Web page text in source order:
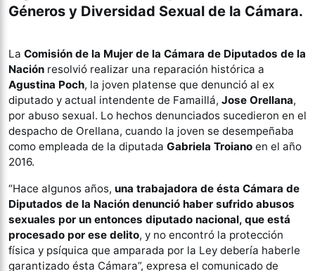
Géneros y Diversidad Sexual de la Cámara.
La Comisión de la Mujer de la Cámara de Diputados de la
Nación resolvió realizar una reparación histórica a
Agustina Poch, la joven platense que denunció al ex
diputado y actual intendente de Famaillá, Jose Orellana,
por abuso sexual. Lo hechos denunciados sucedieron en el
despacho de Orellana, cuando la joven se desempeñaba
como empleada de la diputada Gabriela Troiano en el año
2016.
“Hace algunos años, una trabajadora de ésta Cámara de
Diputados de la Nación denunció haber sufrido abusos
sexuales por un entonces diputado nacional, que está
procesado por ese delito, y no encontró la protección
física y psíquica que amparada por la Ley debería haberle
garantizado ésta Cámara”, expresa el comunicado de